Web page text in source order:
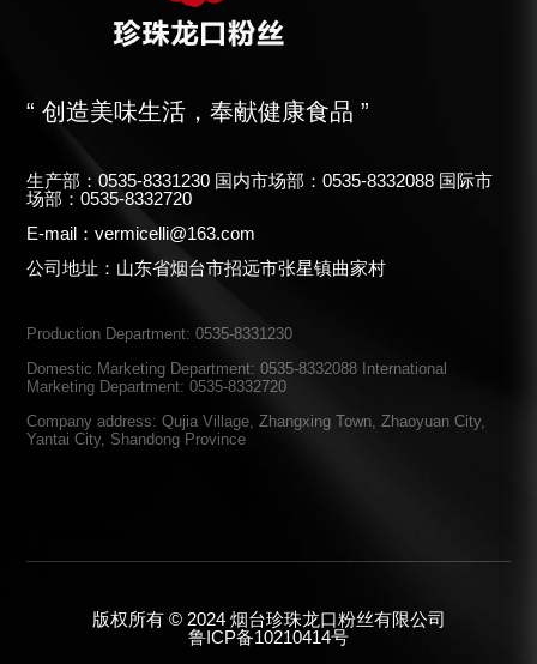
“ 创造美味生活，奉献健康食品 ”
生产部：0535-8331230 国内市场部：0535-8332088 国际市
场部：0535-8332720
E-mail：vermicelli@163.com
公司地址：山东省烟台市招远市张星镇曲家村
Production Department: 0535-8331230
Domestic Marketing Department: 0535-8332088 International
Marketing Department: 0535-8332720
Company address: Qujia Village, Zhangxing Town, Zhaoyuan City,
Yantai City, Shandong Province
版权所有 © 2024 烟台珍珠龙口粉丝有限公司
鲁ICP备10210414号